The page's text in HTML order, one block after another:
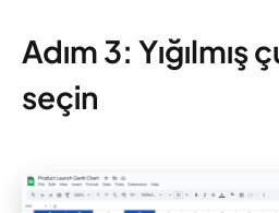
Adım 3:
seçin